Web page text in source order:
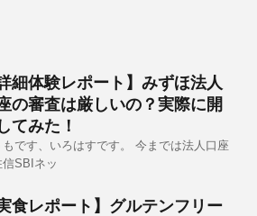
詳細体験レポート】みずほ法人
の審査は厳しいの？実際に開
てみた！
もです、いろはすです。 今までは法人口座
信SBIネッ
実食レポート】グルテンフリー